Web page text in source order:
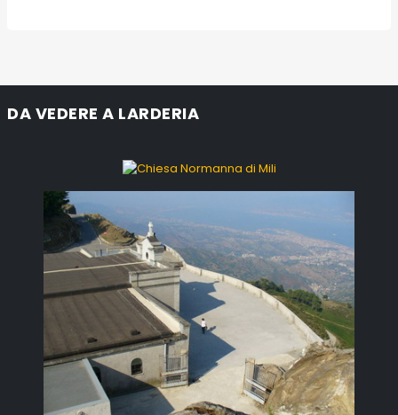
DA VEDERE A LARDERIA